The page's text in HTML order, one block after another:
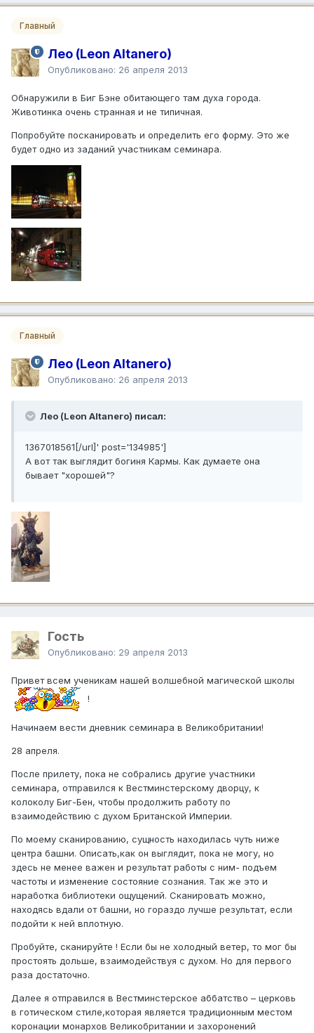
Главный
Лео (Leon Altanero)
Опубликовано: 26 апреля 2013
Обнаружили в Биг Бэне обитающего там духа города.
Животинка очень странная и не типичная.
Попробуйте посканировать и определить его форму. Это же
будет одно из заданий участникам семинара.
Главный
Лео (Leon Altanero)
Опубликовано: 26 апреля 2013
Лео (Leon Altanero) писал:
1367018561[/url]' post='134985']
А вот так выглядит богиня Кармы. Как думаете она
бывает "хорошей"?
Гость
Опубликовано: 29 апреля 2013
Привет всем ученикам нашей волшебной магической школы
!
Начинаем вести дневник семинара в Великобритании!
28 апреля.
После прилету, пока не собрались другие участники
семинара, отправился к Вестминстерскому дворцу, к
колоколу Биг-Бен, чтобы продолжить работу по
взаимодействию с духом Британской Империи.
По моему сканированию, сущность находилась чуть ниже
центра башни. Описать,как он выглядит, пока не могу, но
здесь не менее важен и результат работы с ним- подъем
частоты и изменение состояние сознания. Так же это и
наработка библиотеки ощущений. Сканировать можно,
находясь вдали от башни, но гораздо лучше результат, если
подойти к ней вплотную.
Пробуйте, сканируйте ! Если бы не холодный ветер, то мог бы
простоять дольше, взаимодействуя с духом. Но для первого
раза достаточно.
Далее я отправился в Вестминстерское аббатство – церковь
в готическом стиле,которая является традиционным местом
коронации монархов Великобритании и захоронений